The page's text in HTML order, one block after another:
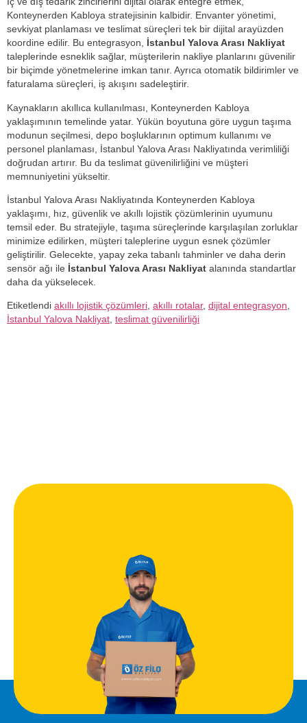
Konteynerden Kabloya stratejisinin kalbidir. Envanter yönetimi,
sevkiyat planlaması ve teslimat süreçleri tek bir dijital arayüzden
koordine edilir. Bu entegrasyon, İstanbul Yalova Arası Nakliyat
taleplerinde esneklik sağlar, müşterilerin nakliye planlarını güvenilir
bir biçimde yönetmelerine imkan tanır. Ayrıca otomatik bildirimler ve
faturalama süreçleri, iş akışını sadeleştirir.
Kaynakların akıllıca kullanılması, Konteynerden Kabloya
yaklaşımının temelinde yatar. Yükün boyutuna göre uygun taşıma
modunun seçilmesi, depo boşluklarının optimum kullanımı ve
personel planlaması, İstanbul Yalova Arası Nakliyatında verimliliği
doğrudan artırır. Bu da teslimat güvenilirliğini ve müşteri
memnuniyetini yükseltir.
İstanbul Yalova Arası Nakliyatında Konteynerden Kabloya
yaklaşımı, hız, güvenlik ve akıllı lojistik çözümlerinin uyumunu
temsil eder. Bu stratejiyle, taşıma süreçlerinde karşılaşılan zorluklar
minimize edilirken, müşteri taleplerine uygun esnek çözümler
geliştirilir. Gelecekte, yapay zeka tabanlı tahminler ve daha derin
sensör ağı ile İstanbul Yalova Arası Nakliyat alanında standartlar
daha da yükselecek.
Etiketlendi akıllı lojistik çözümleri, akıllı rotalar, dijital entegrasyon,
İstanbul Yalova Nakliyat, teslimat güvenilirliği